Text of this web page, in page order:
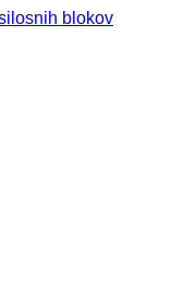
blokov